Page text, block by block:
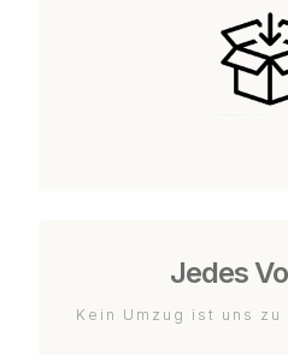
Jedes
Kein Umzug ist uns zu